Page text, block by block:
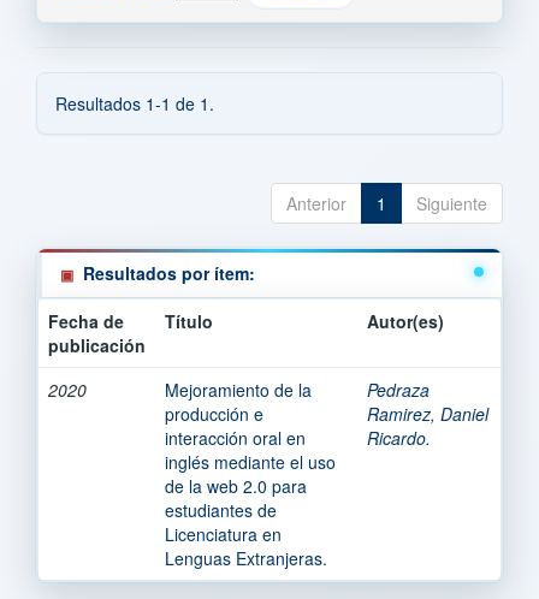
Resultados 1-1 de 1.
Anterior 1 Siguiente
Resultados por ítem:
Fecha de
publicación
Título Autor(es)
2020
Mejoramiento de la
producción e
interacción oral en
inglés mediante el uso
de la web 2.0 para
estudiantes de
Licenciatura en
Lenguas Extranjeras.
Pedraza
Ramirez, Daniel
Ricardo.